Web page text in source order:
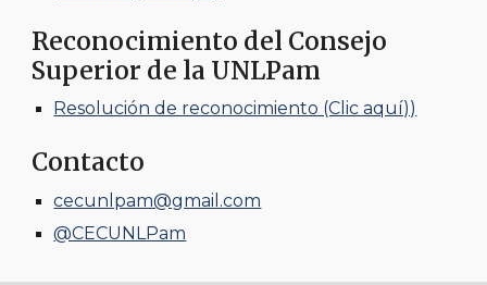
Reconocimiento del Consejo
Superior de la UNLPam
Resolución de reconocimiento (Clic aquí))
Contacto
cecunlpam@gmail.com
@CECUNLPam